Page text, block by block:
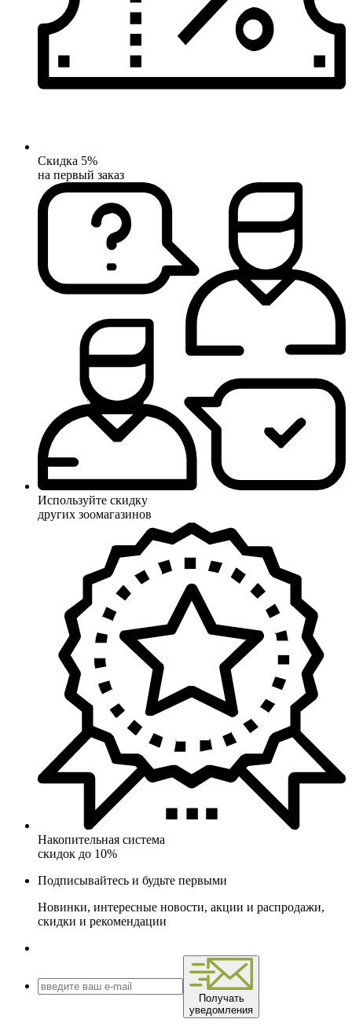
Скидка 5%
на первый заказ
Используйте скидку
других зоомагазинов
Накопительная система
скидок до 10%
Подписывайтесь и будьте первыми
Новинки, интересные новости, акции и распродажи,
скидки и рекомендации
Получать
уведомления